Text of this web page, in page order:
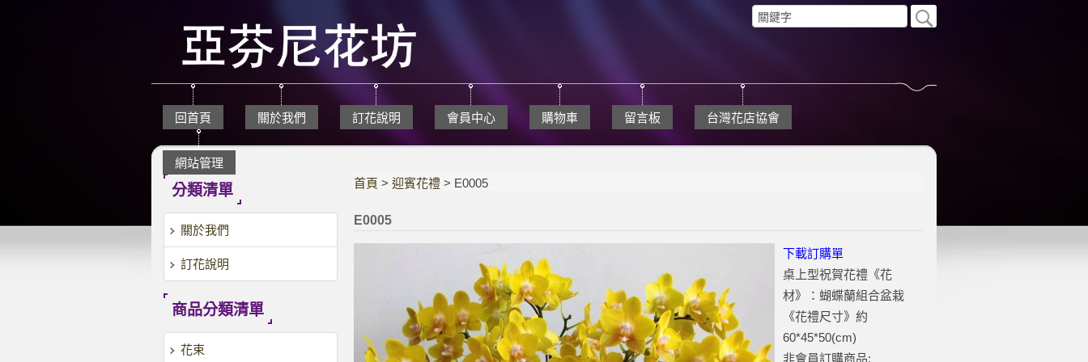
回首頁 關於我們 訂花說明 會員中心 購物車 留言板 台灣花店協會
網站管理
分類清單
關於我們
訂花說明
商品分類清單
花束
首頁 >迎賓花禮 > E0005
E0005
下載訂購單
桌上型祝賀花禮《花
材》：蝴蝶蘭組合盆栽
《花禮尺寸》約
60*45*50(cm)
非會員訂購商品: